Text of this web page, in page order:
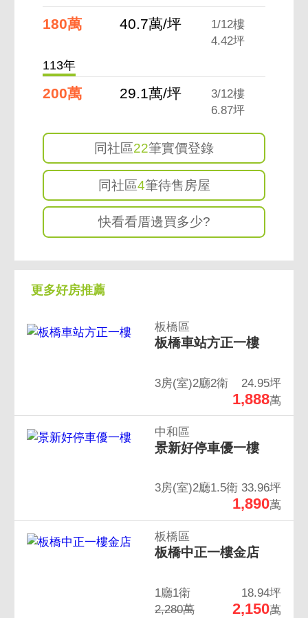
180萬 40.7萬/坪
1/12樓
4.42坪
113年
200萬 29.1萬/坪
3/12樓
6.87坪
同社區22筆實價登錄
同社區4筆待售房屋
快看看厝邊買多少?
更多好房推薦
板橋區
板橋車站方正一樓
3房(室)2廳2衛 24.95坪
1,888萬
中和區
景新好停車優一樓
3房(室)2廳1.5衛 33.96坪
1,890萬
板橋區
板橋中正一樓金店
1廳1衛
18.94坪
2,280萬
2,150萬